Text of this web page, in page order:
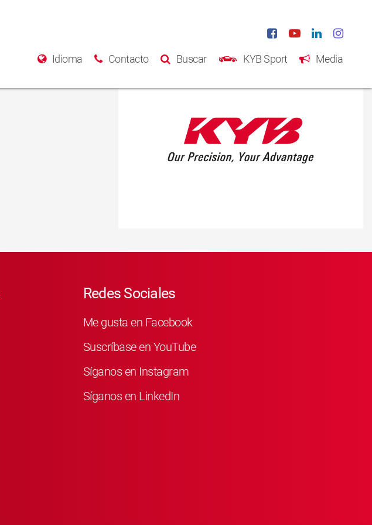
Idioma Contacto Buscar KYB Sport Media
Redes Sociales
Me gusta en Facebook
Suscríbase en YouTube
Síganos en Instagram
Síganos en LinkedIn